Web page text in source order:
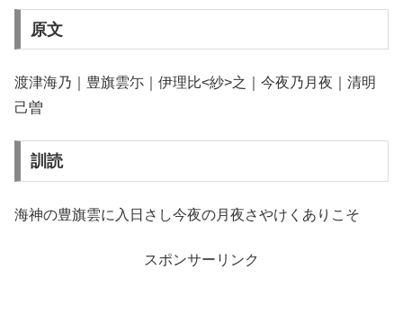
原文
渡津海乃｜豊旗雲尓｜伊理比<紗>之｜今夜乃月夜｜清明
己曽
訓読
海神の豊旗雲に入日さし今夜の月夜さやけくありこそ
スポンサーリンク